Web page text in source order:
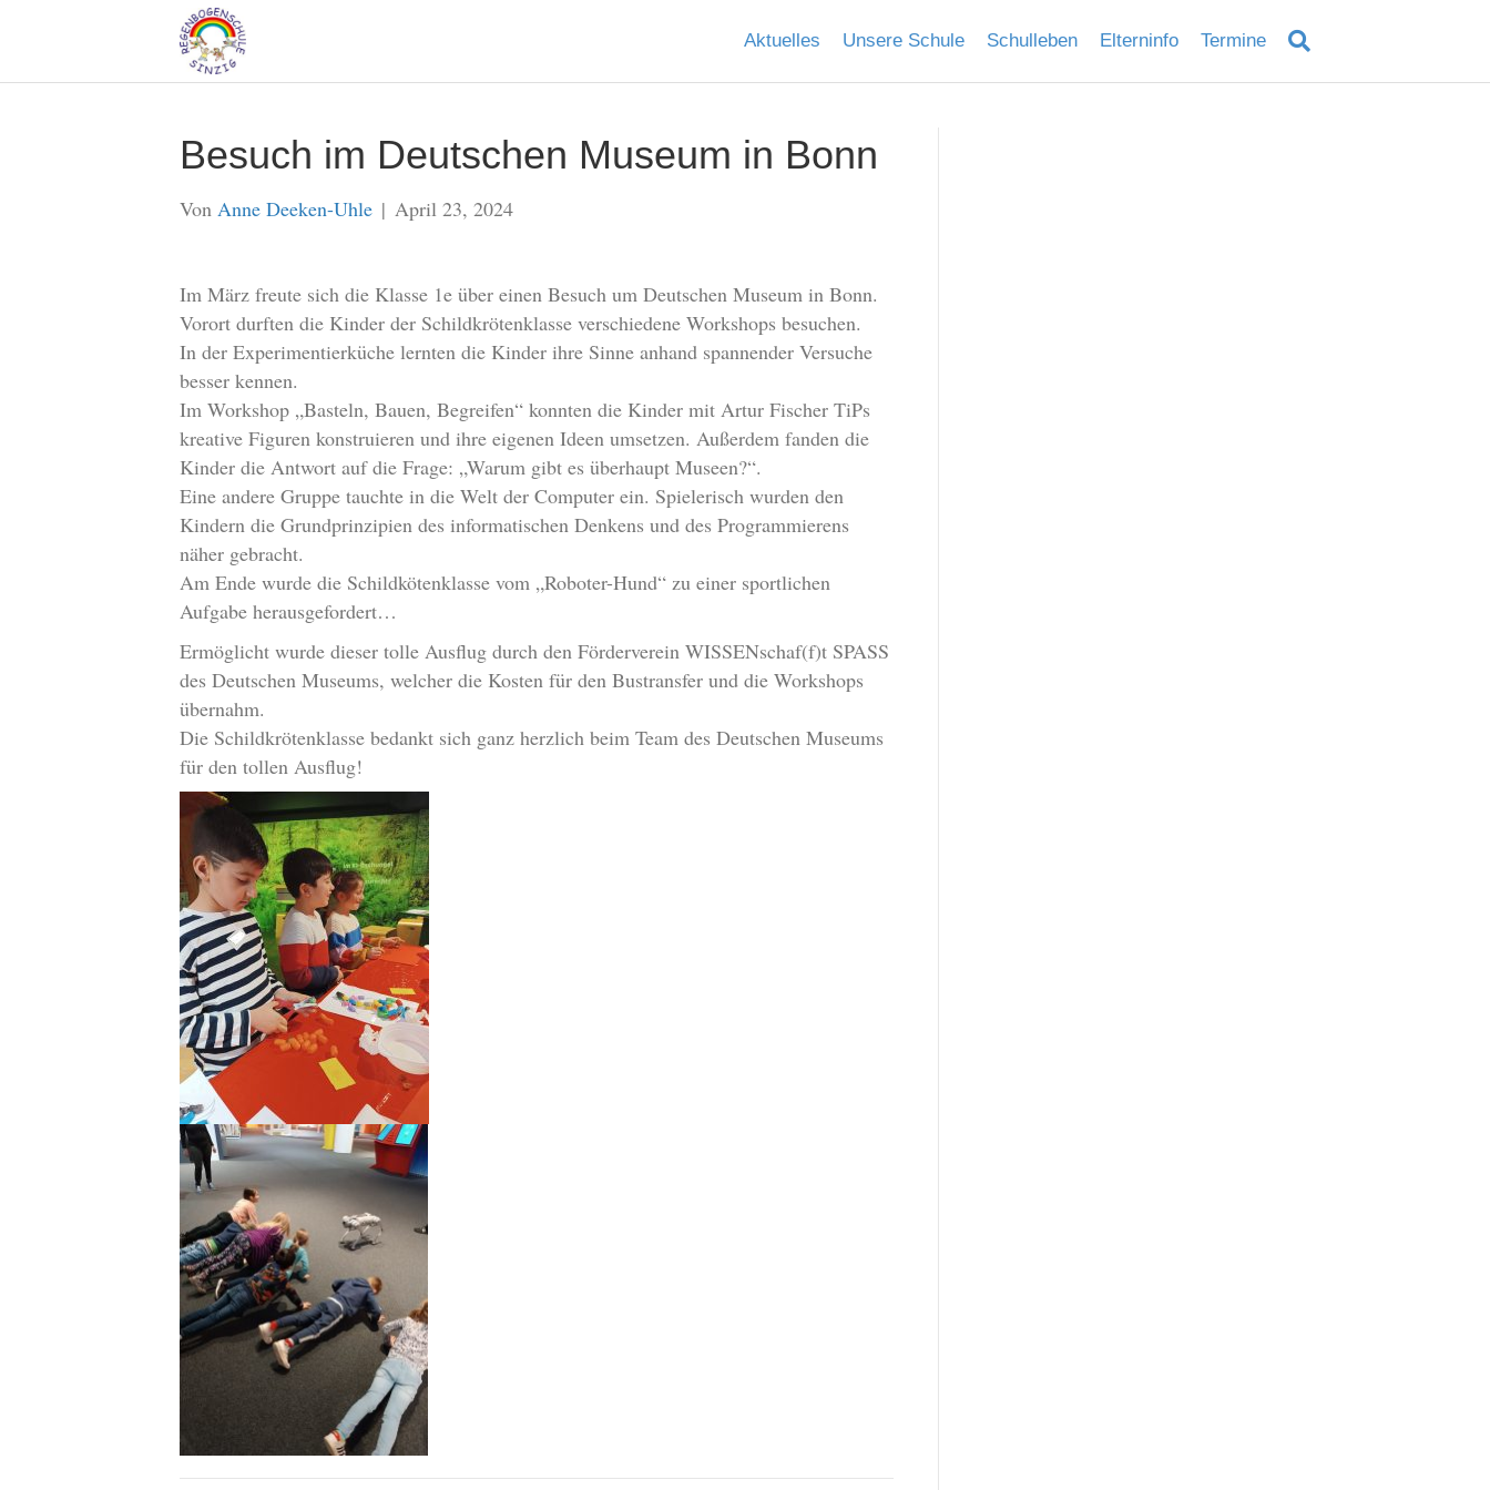
Aktuelles Unsere Schule Schulleben Elterninfo Termine
Besuch im Deutschen Museum in Bonn
Von Anne Deeken-Uhle | April 23, 2024
Im März freute sich die Klasse 1e über einen Besuch um Deutschen Museum in Bonn.
Vorort durften die Kinder der Schildkrötenklasse verschiedene Workshops besuchen.
In der Experimentierküche lernten die Kinder ihre Sinne anhand spannender Versuche
besser kennen.
Im Workshop „Basteln, Bauen, Begreifen“ konnten die Kinder mit Artur Fischer TiPs
kreative Figuren konstruieren und ihre eigenen Ideen umsetzen. Außerdem fanden die
Kinder die Antwort auf die Frage: „Warum gibt es überhaupt Museen?“.
Eine andere Gruppe tauchte in die Welt der Computer ein. Spielerisch wurden den
Kindern die Grundprinzipien des informatischen Denkens und des Programmierens
näher gebracht.
Am Ende wurde die Schildkötenklasse vom „Roboter-Hund“ zu einer sportlichen
Aufgabe herausgefordert…
Ermöglicht wurde dieser tolle Ausflug durch den Förderverein WISSENschaf(f)t SPASS
des Deutschen Museums, welcher die Kosten für den Bustransfer und die Workshops
übernahm.
Die Schildkrötenklasse bedankt sich ganz herzlich beim Team des Deutschen Museums
für den tollen Ausflug!